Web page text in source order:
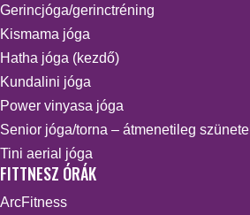
Gerincjóga/gerinctréning
Kismama jóga
Hatha jóga (kezdő)
Kundalini jóga
Power vinyasa jóga
Senior jóga/torna – átmenetileg szünetel
Tini aerial jóga
FITTNESZ ÓRÁK
ArcFitness